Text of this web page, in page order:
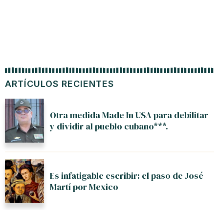
ARTÍCULOS RECIENTES
Otra medida Made In USA para debilitar
y dividir al pueblo cubano***.
Es infatigable escribir: el paso de José
Martí por Mexico